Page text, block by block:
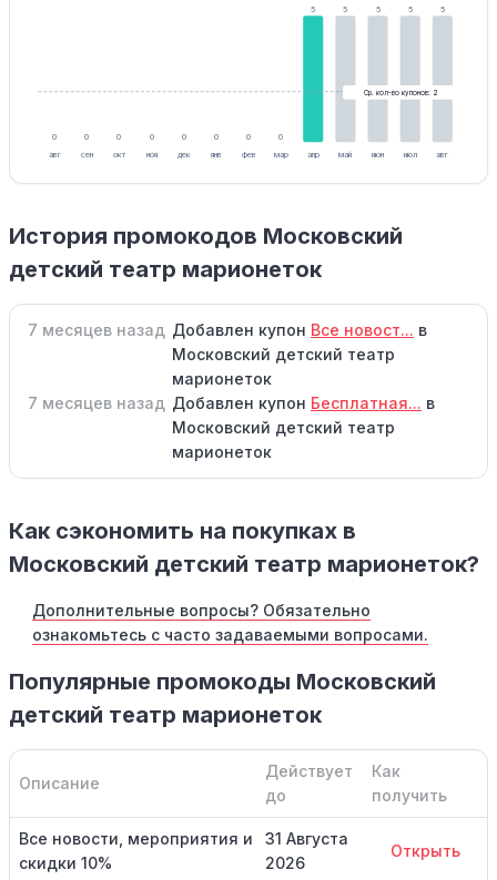
0
авг
0
сен
0
окт
0
ноя
0
дек
0
янв
0
фев
0
мар
5
апр
5
май
5
июн
5
июл
5
авг
Ср. кол-во купонов: 2
История промокодов Московский
детский театр марионеток
7 месяцев назад Добавлен купон Все новост... в
Московский детский театр
марионеток
7 месяцев назад Добавлен купон Бесплатная... в
Московский детский театр
марионеток
Как сэкономить на покупках в
Московский детский театр марионеток?
Дополнительные вопросы? Обязательно
ознакомьтесь с часто задаваемыми вопросами.
Популярные промокоды Московский
детский театр марионеток
Описание
Действует
до
Как
получить
Все новости, мероприятия и
скидки 10%
31 Августа
2026
Открыть